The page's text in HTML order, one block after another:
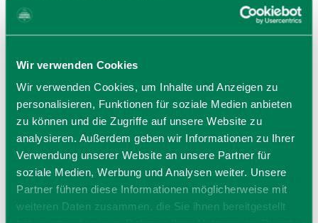
Wir verwenden Cookies
Wir verwenden Cookies, um Inhalte und Anzeigen zu
personalisieren, Funktionen für soziale Medien anbieten
zu können und die Zugriffe auf unsere Website zu
analysieren. Außerdem geben wir Informationen zu Ihrer
Verwendung unserer Website an unsere Partner für
soziale Medien, Werbung und Analysen weiter. Unsere
Partner führen diese Informationen möglicherweise mit
weiteren Daten zusammen, die Sie ihnen bereitgestellt